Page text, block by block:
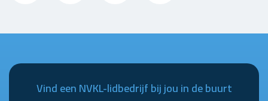
Vind een NVKL-lidbedrijf bij jou in de buurt